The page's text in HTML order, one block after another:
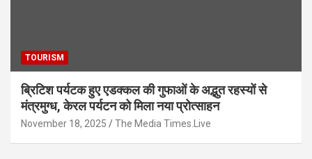
TOURISM
ब्रिटिश पर्यटक हुए एडक्कल की गुफाओं के अद्भुत रहस्यों से
मंत्रमुग्ध, केरल पर्यटन को मिला नया प्रोत्साहन
November 18, 2025 The Media Times.Live